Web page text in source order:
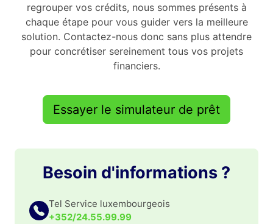
regrouper vos crédits, nous sommes présents à
chaque étape pour vous guider vers la meilleure
solution. Contactez-nous donc sans plus attendre
pour concrétiser sereinement tous vos projets
financiers.
Essayer le simulateur de prêt
Besoin d'informations ?
Tel Service luxembourgeois
+352/24.55.99.99